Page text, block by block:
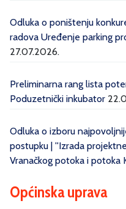
Odluka o poništenju
radova Uređenje parking
27.07.2026.
Preliminarna rang lista
Poduzetnički inkubator
Odluka o izboru
postupku | ''Izrada
Vranačkog potoka i potoka
Općinska uprava